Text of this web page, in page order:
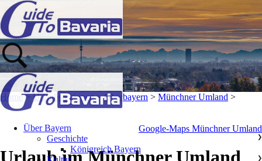
Home>Urlaubsregionen>Oberbayern > Münchner Umland >
Google-Maps Münchner Umland
Über Bayern
Geschichte
❯
Königreich Bayern
❯